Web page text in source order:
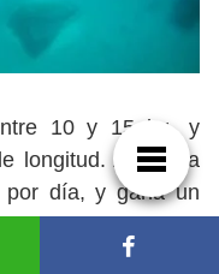
10 y 15 kg, y
longitud. Aumenta
día, y gana un